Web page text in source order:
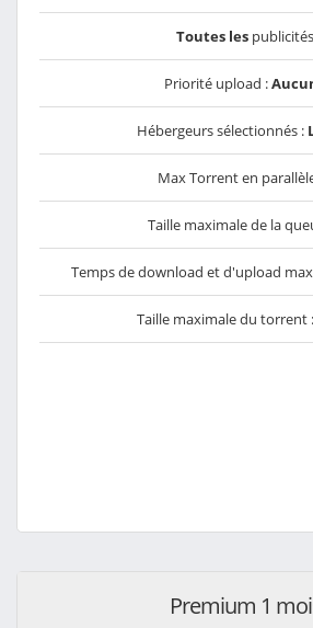
Toutes les publicités
Priorité upload :
Hébergeurs sélectionnés :
Max Torrent en
Taille maximale de la
Temps de download et d'upload
Taille maximale du torrent :
Premium 1